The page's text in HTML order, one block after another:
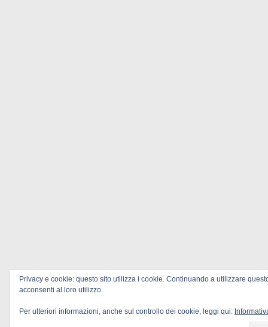
Privacy e cookie: questo sito utilizza i cookie. Continuando a utilizzare
acconsenti al loro utilizzo.
Per ulteriori informazioni, anche sul controllo dei cookie, leggi qui: